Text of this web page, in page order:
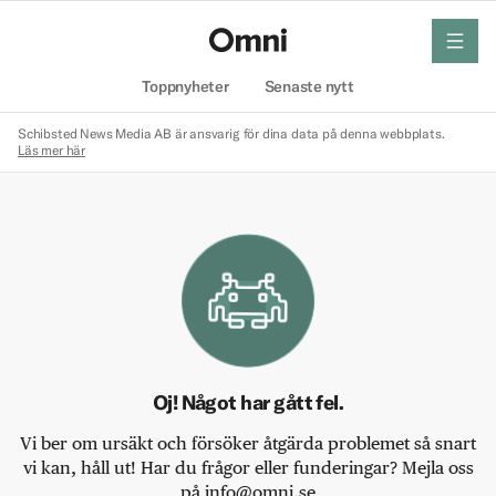
Toppnyheter Senaste nytt
meny
Schibsted News Media AB är ansvarig för dina data på denna webbplats.
Läs mer här
Oj! Något har gått fel.
Vi ber om ursäkt och försöker åtgärda problemet så snart
vi kan, håll ut! Har du frågor eller funderingar? Mejla oss